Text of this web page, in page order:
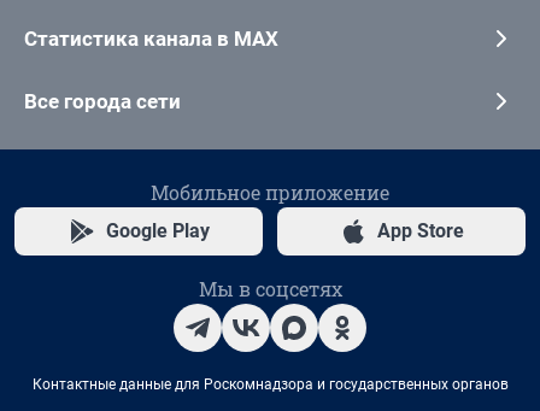
Статистика канала в MAX
Все города сети
Мобильное приложение
Google Play App Store
Мы в соцсетях
Контактные данные для Роскомнадзора и государственных органов